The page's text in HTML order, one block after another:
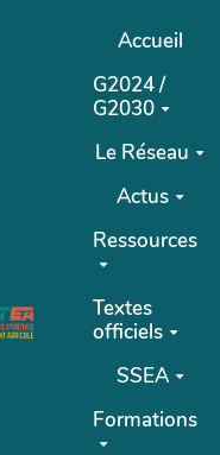
Accueil
G2024 /
G2030
Le Réseau
Actus
Ressources
Textes
officiels
SSEA
Formations